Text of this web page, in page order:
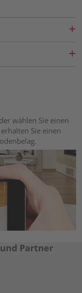
wählen Sie einen
Sie einen
Partner